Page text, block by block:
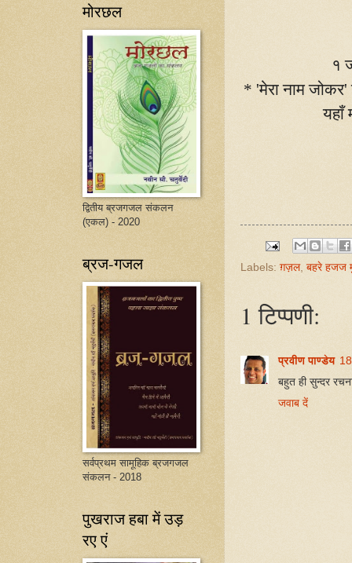
१
* 'मेरा नाम जोकर'
यहाँ
Labels:ग़ज़ल, बहरे हजज
1 टिप्पणी:
प्रवीण पाण्डेय
बहुत ही सुन्दर
जवाब दें
मोरछल
द्वितीय ब्रजगजल संकलन
(एकल) - 2020
ब्रज-गजल
सर्वप्रथम सामूहिक ब्रजगजल
संकलन - 2018
पुखराज हबा में उड़
रए एं